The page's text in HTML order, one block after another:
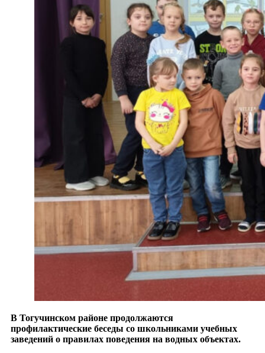
В Тогучинском районе продолжаются
профилактические беседы со школьниками учебных
заведений о правилах поведения на водных объектах.